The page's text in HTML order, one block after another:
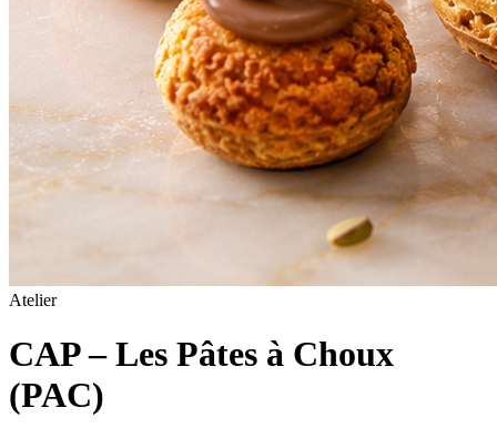
Atelier
CAP – Les Pâtes à Choux
(PAC)